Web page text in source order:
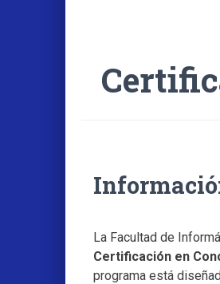
La Facultad de
Certificación en
programa está